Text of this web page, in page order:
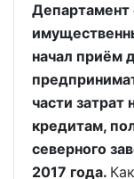
Департамент
начал приём
части затрат
кредитам,
северного
2017 года.